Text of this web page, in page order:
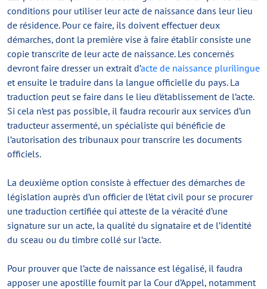
conditions pour utiliser leur acte de naissance dans leur lieu
de résidence. Pour ce faire, ils doivent effectuer deux
démarches, dont la première vise à faire établir consiste une
copie transcrite de leur acte de naissance. Les concernés
devront faire dresser un extrait d’acte de naissance plurilingue
et ensuite le traduire dans la langue officielle du pays. La
traduction peut se faire dans le lieu d’établissement de l’acte.
Si cela n’est pas possible, il faudra recourir aux services d’un
traducteur assermenté, un spécialiste qui bénéficie de
l’autorisation des tribunaux pour transcrire les documents
officiels.
La deuxième option consiste à effectuer des démarches de
législation auprès d’un officier de l’état civil pour se procurer
une traduction certifiée qui atteste de la véracité d’une
signature sur un acte, la qualité du signataire et de l’identité
du sceau ou du timbre collé sur l’acte.
Pour prouver que l’acte de naissance est légalisé, il faudra
apposer une apostille fournit par la Cour d’Appel, notamment